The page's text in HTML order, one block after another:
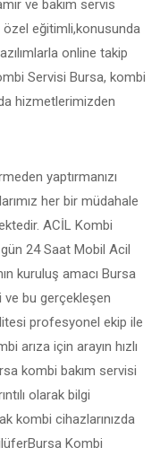
ve bakım servis
eğitimli,konusunda
online takip
Servisi Bursa, kombi
hizmetlerimizden
yaptırmanızı
her bir müdahale
ACİL Kombi
24 Saat Mobil Acil
kuruluş amacı Bursa
bu gerçekleşen
profesyonel ekip ile
arıza için arayın hızlı
kombi bakım servisi
olarak bilgi
kombi cihazlarınızda
Kombi